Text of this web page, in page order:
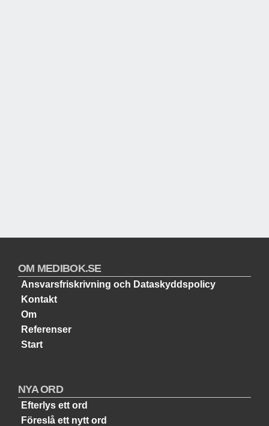
OM MEDIBOK.SE
Ansvarsfriskrivning och Dataskyddspolicy
Kontakt
Om
Referenser
Start
NYA ORD
Efterlys ett ord
Föreslå ett nytt ord